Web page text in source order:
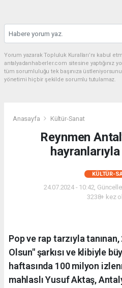
Yorum yazarak Topluluk Kuralları’nı kabul
antalyadanhaberler.com sitesine yaptığınız
tüm sorumluluğu tek başınıza
yönetimi hiçbir şekilde sorumlu tutulamaz.
Anasayfa Kültür-Sanat
Reynmen
KÜLTÜR-
24.07.2024 - 10:42,
3238+ kez
Pop ve rap tarzıyla tanınan,
Olsun" şarkısı ve klibiyle
haftasında 100 milyon
mahlaslı Yusuf Aktaş,